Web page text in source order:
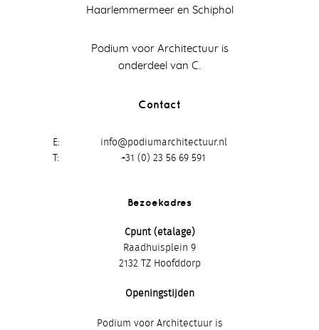
Haarlemmermeer en Schiphol
Podium voor Architectuur is
onderdeel van C.
Contact
E
info@podiumarchitectuur.nl
T
+31 (0) 23 56 69 591
Bezoekadres
Cpunt (etalage)
Raadhuisplein 9
2132 TZ Hoofddorp
Openingstijden
Podium voor Architectuur is